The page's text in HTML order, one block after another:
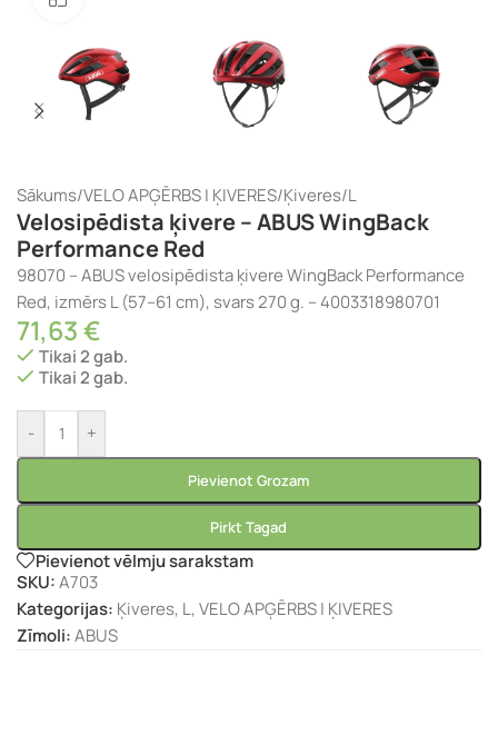
Sākums/VELO APĢĒRBS | ĶIVERES/Ķiveres/L
Velosipēdista ķivere – ABUS WingBack
Performance Red
98070 – ABUS velosipēdista ķivere WingBack Performance
Red, izmērs L (57–61 cm), svars 270 g. – 4003318980701
71,63€
Tikai 2 gab.
Tikai 2 gab.
- +
Pievienot Grozam
Pirkt Tagad
Pievienot vēlmju sarakstam
SKU:A703
Kategorijas: Ķiveres, L,VELO APĢĒRBS | ĶIVERES
Zīmoli:ABUS